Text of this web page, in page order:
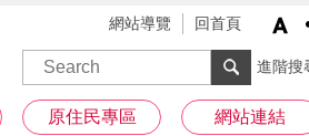
網站導覽 回首頁
進階搜
原住民專區 網站連結